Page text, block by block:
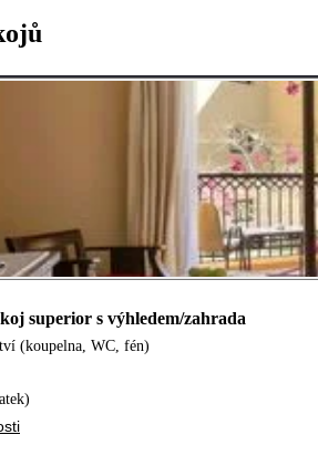
superior s výhledem/zahrada
(koupelna, WC, fén)